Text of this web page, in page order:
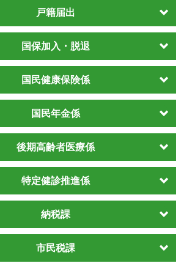
戸籍届出
国保加入・脱退
国民健康保険係
国民年金係
後期高齢者医療係
特定健診推進係
納税課
市民税課